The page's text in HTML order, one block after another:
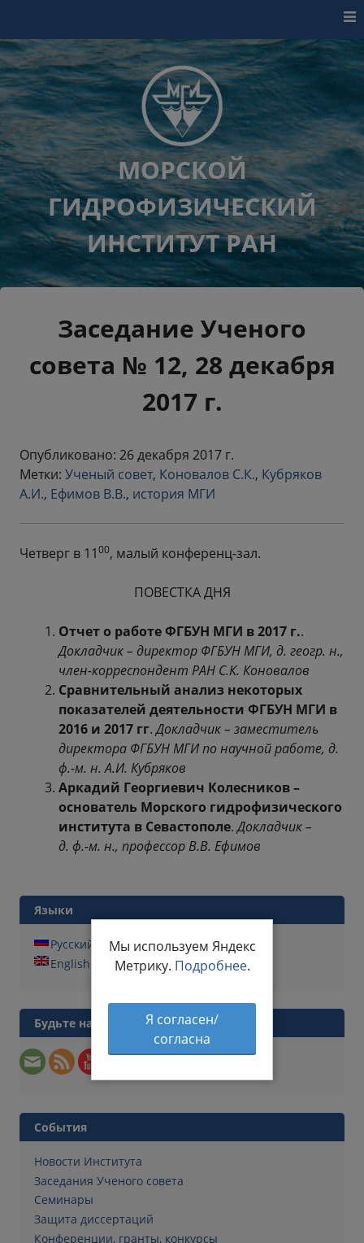
МОРСКОЙ
ГИДРОФИЗИЧЕСКИЙ
ИНСТИТУТ РАН
Заседание Ученого
совета № 12, 28 декабря
2017 г.
Опубликовано: 26 декабря 2017 г.
Метки: Ученый совет, Коновалов С.К., Кубряков
А.И., Ефимов В.В., история МГИ
Четверг в 1100, малый конференц-зал.
ПОВЕСТКА ДНЯ
Отчет о работе ФГБУН МГИ в 2017 г..
Докладчик – директор ФГБУН МГИ, д. геогр. н.,
член-корреспондент РАН С.К. Коновалов
Сравнительный анализ некоторых
показателей деятельности ФГБУН МГИ в
2016 и 2017 гг.Докладчик – заместитель
директора ФГБУН МГИ по научной работе, д.
ф.-м. н. А.И. Кубряков
Аркадий Георгиевич Колесников –
основатель Морского гидрофизического
института в Севастополе.Докладчик –
д. ф.-м. н., профессор В.В. Ефимов
Языки
Русский
English
Будьте на связи
События
Новости Института
Заседания Ученого совета
Семинары
Защита диссертаций
Конференции, гранты, конкурсы
Мы используем Яндекс
Метрику. Подробнее.
Я согласен/
согласна